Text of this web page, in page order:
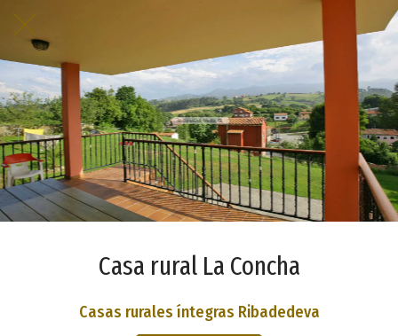
Casa rural La Concha
Casas rurales íntegras Ribadedeva